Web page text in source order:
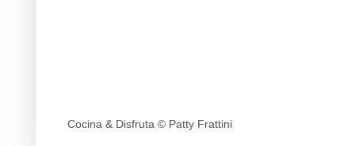
Cocina & Disfruta © Patty Frattini